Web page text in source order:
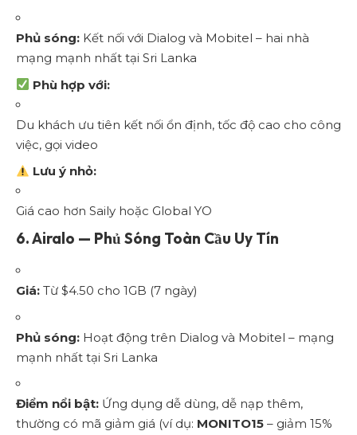
Phủ sóng: Kết nối với Dialog và Mobitel – hai nhà
mạng mạnh nhất tại Sri Lanka
Phù hợp với:
Du khách ưu tiên kết nối ổn định, tốc độ cao cho công
việc, gọi video
Lưu ý nhỏ:
Giá cao hơn Saily hoặc Global YO
6.Airalo — Phủ Sóng Toàn Cầu Uy Tín
Giá: Từ $4.50 cho 1GB (7 ngày)
Phủ sóng: Hoạt động trên Dialog và Mobitel – mạng
mạnh nhất tại Sri Lanka
Điểm nổi bật: Ứng dụng dễ dùng, dễ nạp thêm,
thường có mã giảm giá (ví dụ: MONITO15 – giảm 15%